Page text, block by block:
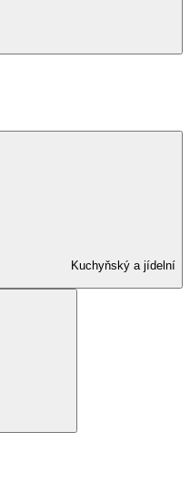
Kuchyňský a jídelní